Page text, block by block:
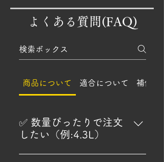
よくある質問(FAQ)
商品について 適合について 補償や
✅ 数量ぴったりで注文
したい（例:4.3L）
数量オーダーも可能です。 小数点